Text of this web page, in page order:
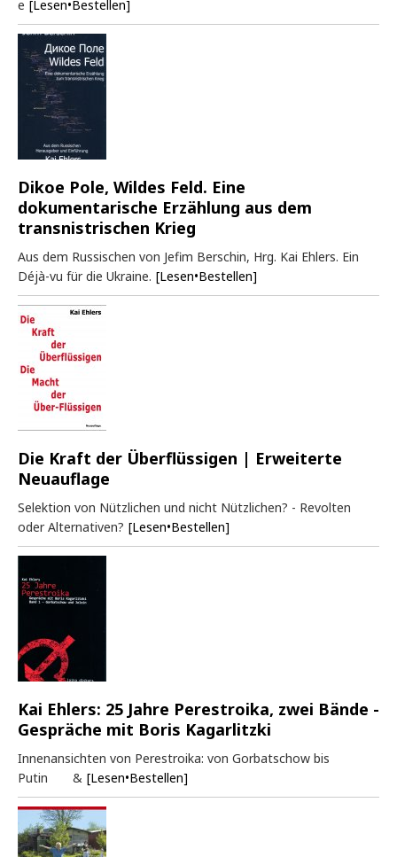
e [Lesen•Bestellen]
Dikoe Pole, Wildes Feld. Eine
dokumentarische Erzählung aus dem
transnistrischen Krieg
Aus dem Russischen von Jefim Berschin, Hrg. Kai Ehlers. Ein
Déjà-vu für die Ukraine. [Lesen•Bestellen]
Die Kraft der Überflüssigen | Erweiterte
Neuauflage
Selektion von Nützlichen und nicht Nützlichen? - Revolten
oder Alternativen? [Lesen•Bestellen]
Kai Ehlers: 25 Jahre Perestroika, zwei Bände -
Gespräche mit Boris Kagarlitzki
Innenansichten von Perestroika: von Gorbatschow bis
Putin & [Lesen•Bestellen]